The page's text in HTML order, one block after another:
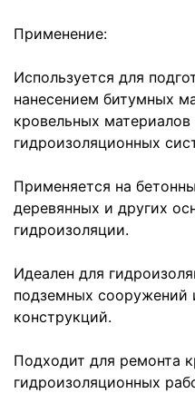
Применение:
Используется для
нанесением битумных
кровельных материалов
гидроизоляционных
Применяется на
деревянных и других
гидроизоляции.
Идеален для
подземных сооружений
конструкций.
Подходит для ремонта
гидроизоляционных